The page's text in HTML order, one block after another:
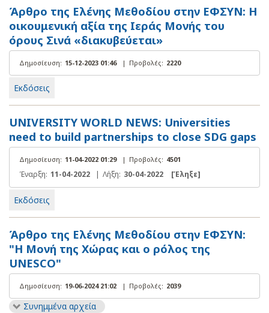
Άρθρο της Ελένης Μεθοδίου στην ΕΦΣΥΝ: Η
οικουμενική αξία της Ιεράς Μονής του
όρους Σινά «διακυβεύεται»
Δημοσίευση: 15-12-2023 01:46 | Προβολές: 2220
Εκδόσεις
UNIVERSITY WORLD NEWS: Universities
need to build partnerships to close SDG gaps
Δημοσίευση: 11-04-2022 01:29 | Προβολές: 4501
Έναρξη: 11-04-2022 | Λήξη: 30-04-2022 [Έληξε]
Εκδόσεις
Άρθρο της Ελένης Μεθοδίου στην ΕΦΣΥΝ:
"Η Μονή της Χώρας και ο ρόλος της
UNESCO"
Δημοσίευση: 19-06-2024 21:02 | Προβολές: 2039
Συνημμένα αρχεία